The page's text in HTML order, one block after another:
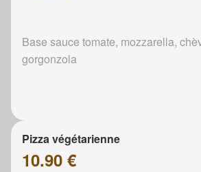
Base sauce tomate, mozzarella,
gorgonzola
Pizza végétarienne
10.90 €